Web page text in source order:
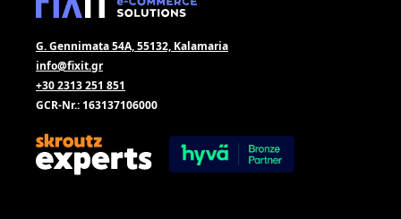
G. Gennimata 54A, 55132, Kalamaria
info@fixit.gr
+30 2313 251 851
GCR-Nr.: 163137106000